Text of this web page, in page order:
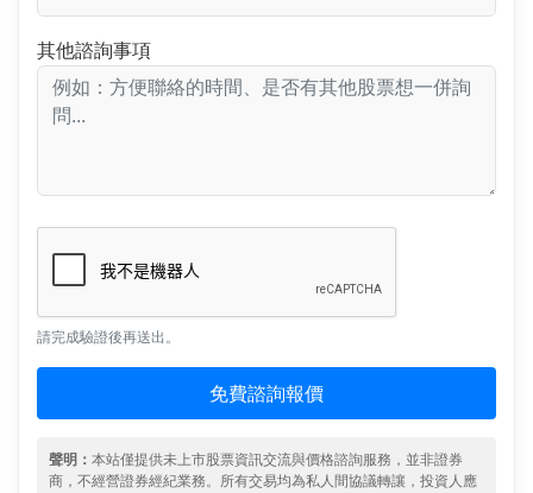
其他諮詢事項
請完成驗證後再送出。
免費諮詢報價
聲明： 本站僅提供未上市股票資訊交流與價格諮詢服務，並非證券
商，不經營證券經紀業務。所有交易均為私人間協議轉讓，投資人應